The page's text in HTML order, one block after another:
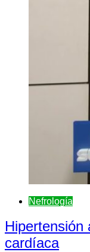
Nefrologí­a
Hipertensión
cardíaca